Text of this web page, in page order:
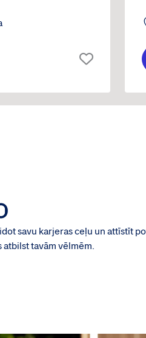
savu karjeras ceļu un attīstīt
tavām vēlmēm.